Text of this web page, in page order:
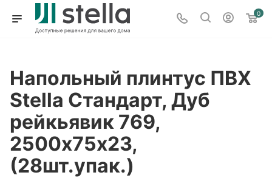
0
Напольный плинтус ПВХ
Stella Стандарт, Дуб
рейкьявик 769,
2500х75х23,
(28шт.упак.)